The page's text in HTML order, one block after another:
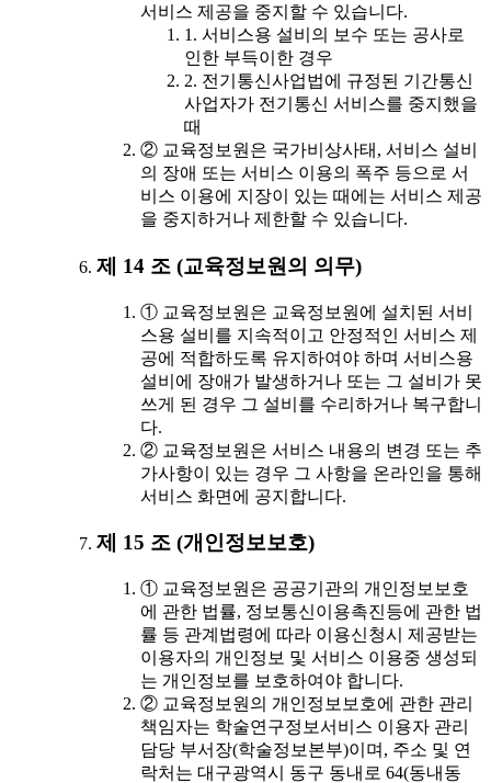
서비스 제공을 중지할 수 있습니다.
1. 서비스용 설비의 보수 또는 공사로
인한 부득이한 경우
2. 전기통신사업법에 규정된 기간통신
사업자가 전기통신 서비스를 중지했을
때
② 교육정보원은 국가비상사태, 서비스 설비
의 장애 또는 서비스 이용의 폭주 등으로 서
비스 이용에 지장이 있는 때에는 서비스 제공
을 중지하거나 제한할 수 있습니다.
제 14 조 (교육정보원의 의무)
① 교육정보원은 교육정보원에 설치된 서비
스용 설비를 지속적이고 안정적인 서비스 제
공에 적합하도록 유지하여야 하며 서비스용
설비에 장애가 발생하거나 또는 그 설비가 못
쓰게 된 경우 그 설비를 수리하거나 복구합니
다.
② 교육정보원은 서비스 내용의 변경 또는 추
가사항이 있는 경우 그 사항을 온라인을 통해
서비스 화면에 공지합니다.
제 15 조 (개인정보보호)
① 교육정보원은 공공기관의 개인정보보호
에 관한 법률, 정보통신이용촉진등에 관한 법
률 등 관계법령에 따라 이용신청시 제공받는
이용자의 개인정보 및 서비스 이용중 생성되
는 개인정보를 보호하여야 합니다.
② 교육정보원의 개인정보보호에 관한 관리
책임자는 학술연구정보서비스 이용자 관리
담당 부서장(학술정보본부)이며, 주소 및 연
락처는 대구광역시 동구 동내로 64(동내동